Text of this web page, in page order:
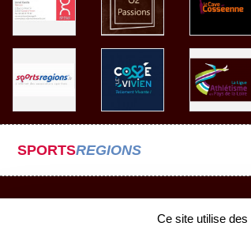
SPORTSREGIONS
Ce site utilise